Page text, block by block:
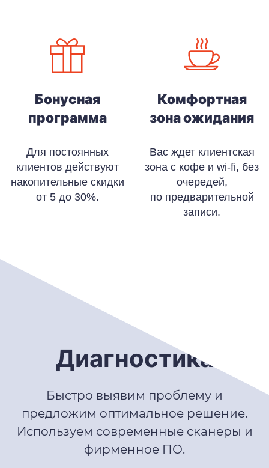
Бонусная
программа
Для постоянных
клиентов действуют
накопительные скидки
от 5 до 30%.
Комфортная
зона ожидания
Вас ждет клиентская
зона с кофе и wi-fi, без
очередей,
по предварительной
записи.
Диагностика
Быстро выявим проблему и
предложим оптимальное решение.
Используем современные сканеры и
фирменное ПО.